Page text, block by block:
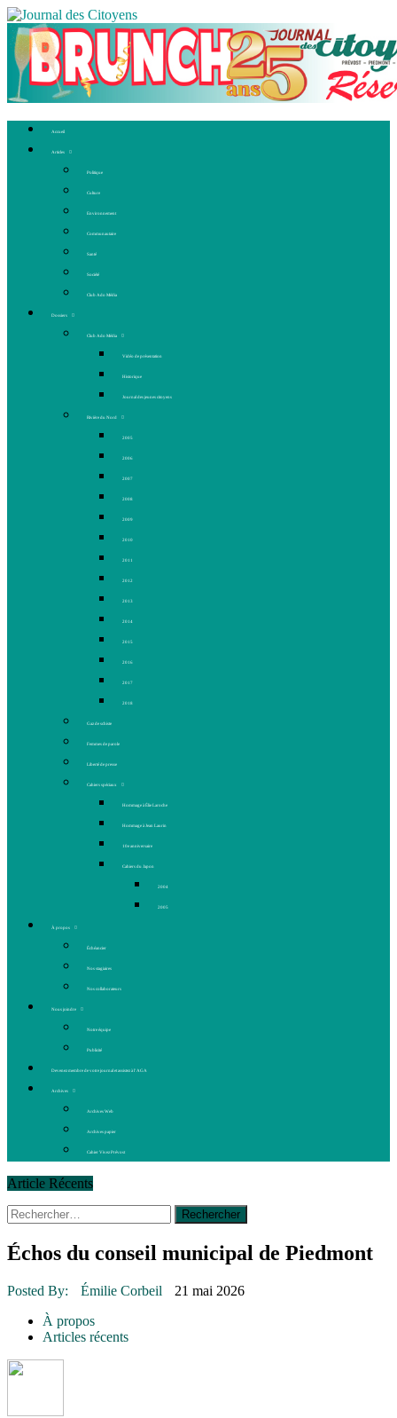
Accueil
Articles
Politique
Culture
Environnement
Communautaire
Santé
Société
Club Ado Média
Dossiers
Club Ado Média
Vidéo de présentation
Historique
Journal des jeunes citoyens
Rivière du Nord
2005
2006
2007
2008
2009
2010
2011
2012
2013
2014
2015
2016
2017
2018
Gaz de schiste
Femmes de parole
Liberté de presse
Cahiers spéciaux
Hommage à Élie Laroche
Hommage à Jean Laurin
10e anniversaire
Cahiers du Japon
2004
2005
À propos
Échéancier
Nos stagiaires
Nos collaborateurs
Nous joindre
Notre équipe
Publicité
Devenez membre de votre journal et assistez à l’AGA
Archives
Archives Web
Archives papier
Cahier Vivez Prévost
Article Récents
14 octobre 2015
La course de boîtes à savon du club
Le rendez-vous des bolides
30 juin 2015 | Fantaisie et créativité en mode jeunesse
16 juillet 2026 | CULTURE
16 juillet 2026
16 juillet 2026
16 juillet 2026 |
Rechercher :
Échos du conseil municipal de Piedmont
Posted By: Émilie Corbeil
21 mai 2026
À propos
Articles récents